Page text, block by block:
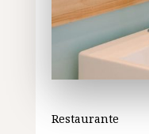
Restaurante